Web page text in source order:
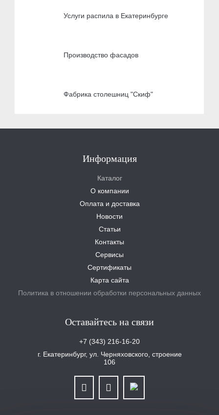
Услуги распила в Екатеринбурге
Производство фасадов
Фабрика столешниц "Скиф"
Информация
Каталог
О компании
Оплата и доставка
Новости
Статьи
Контакты
Сервисы
Сертификаты
Карта сайта
Политика в отношении обработки персональных данных
Оставайтесь на связи
+7 (343) 216-16-20
г. Екатеринбург, ул. Черняховского, строение
106